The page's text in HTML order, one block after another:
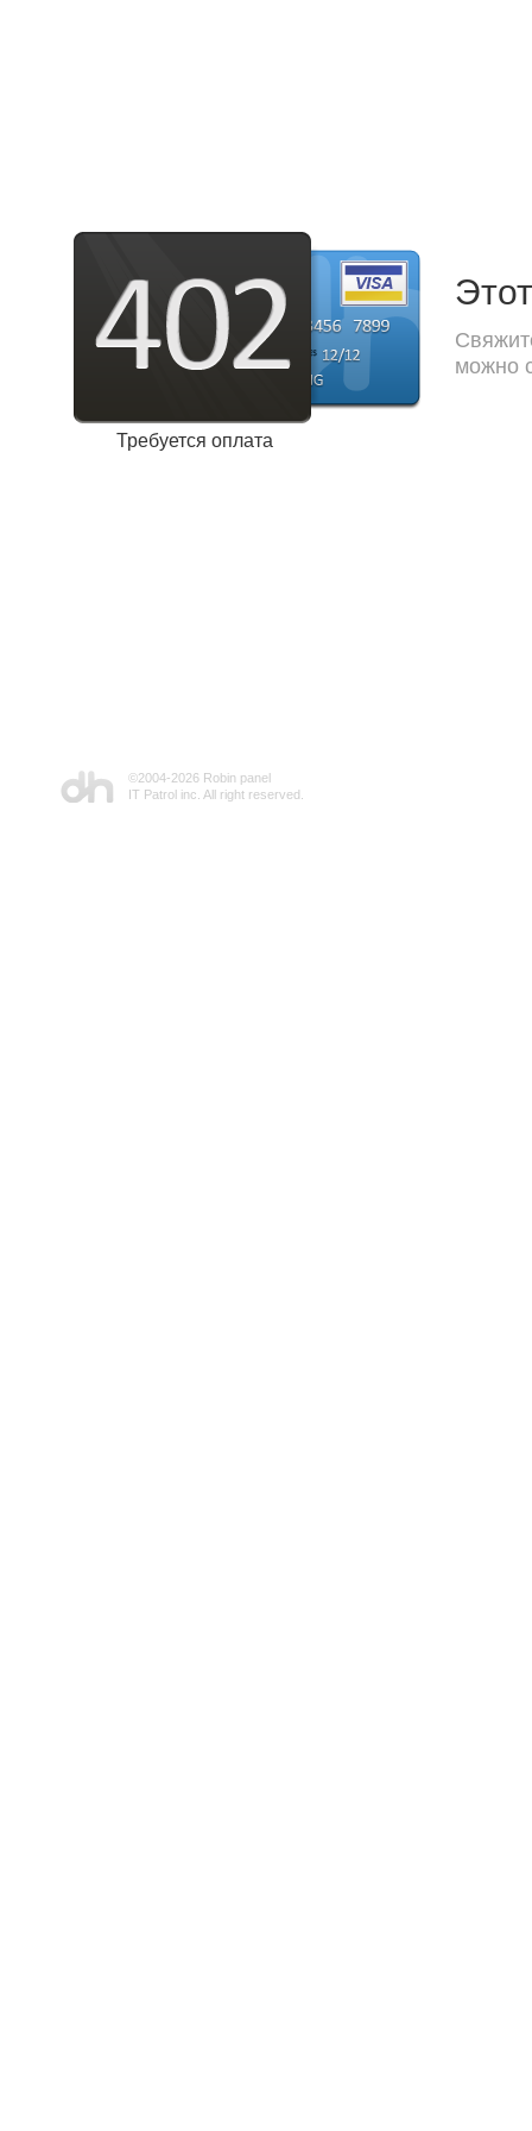
Требуется оплата
можно
©2004-2026 Robin panel
IT Patrol inc. All right reserved.